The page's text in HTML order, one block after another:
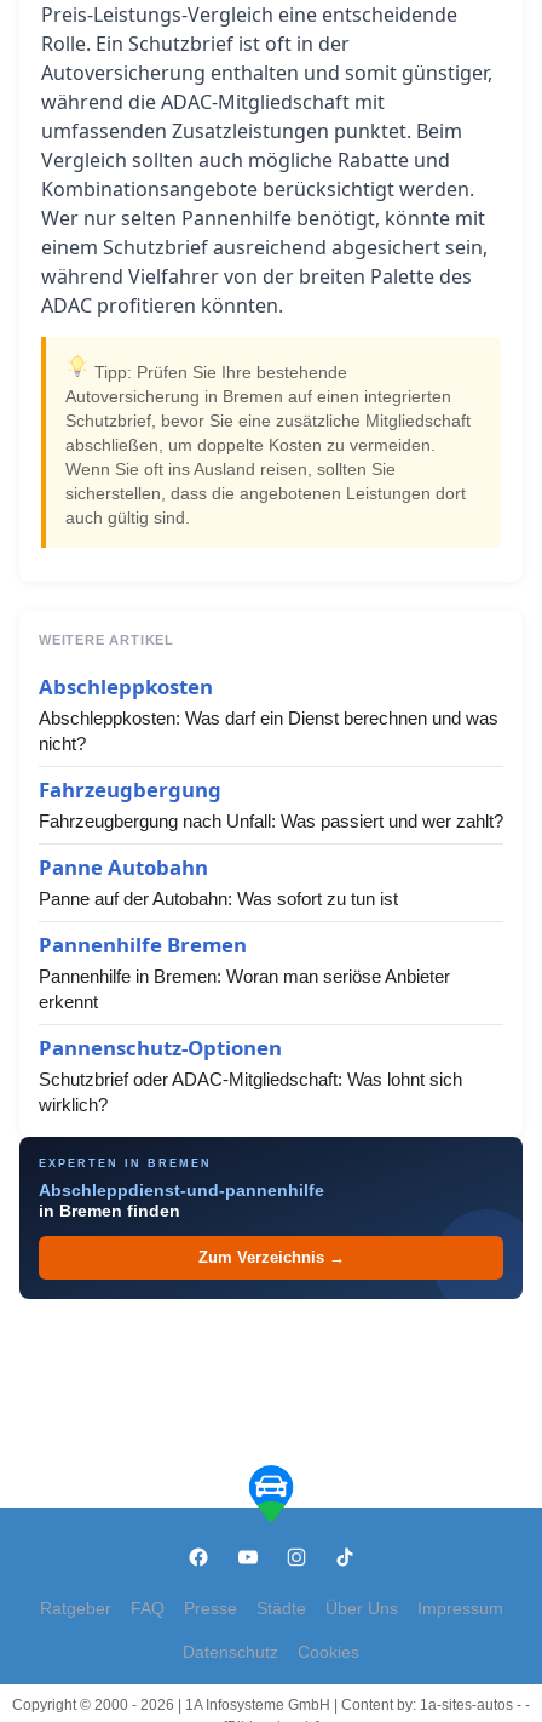
Preis-Leistungs-Vergleich eine entscheidende
Rolle. Ein Schutzbrief ist oft in der
Autoversicherung enthalten und somit günstiger,
während die ADAC-Mitgliedschaft mit
umfassenden Zusatzleistungen punktet. Beim
Vergleich sollten auch mögliche Rabatte und
Kombinationsangebote berücksichtigt werden.
Wer nur selten Pannenhilfe benötigt, könnte mit
einem Schutzbrief ausreichend abgesichert sein,
während Vielfahrer von der breiten Palette des
ADAC profitieren könnten.
Tipp: Prüfen Sie Ihre bestehende
Autoversicherung in Bremen auf einen integrierten
Schutzbrief, bevor Sie eine zusätzliche Mitgliedschaft
abschließen, um doppelte Kosten zu vermeiden.
Wenn Sie oft ins Ausland reisen, sollten Sie
sicherstellen, dass die angebotenen Leistungen dort
auch gültig sind.
WEITERE ARTIKEL
Abschleppkosten
Abschleppkosten: Was darf ein Dienst berechnen und was
nicht?
Fahrzeugbergung
Fahrzeugbergung nach Unfall: Was passiert und wer zahlt?
Panne Autobahn
Panne auf der Autobahn: Was sofort zu tun ist
Pannenhilfe Bremen
Pannenhilfe in Bremen: Woran man seriöse Anbieter
erkennt
Pannenschutz-Optionen
Schutzbrief oder ADAC-Mitgliedschaft: Was lohnt sich
wirklich?
EXPERTEN IN BREMEN
Abschleppdienst-und-pannenhilfe
in Bremen finden
Zum Verzeichnis →
Ratgeber FAQ Presse Städte Über Uns Impressum
Datenschutz Cookies
Copyright © 2000 - 2026 | 1A Infosysteme GmbH | Content by: 1a-sites-autos - -